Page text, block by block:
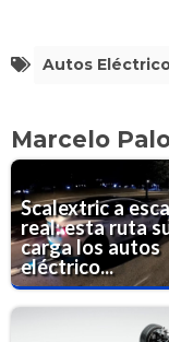
Autos
Marcelo
Scalextric a
real: esta ruta
carga los autos
eléctrico...